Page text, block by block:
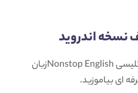
نسخه اندروید
با اپلیکیشن آموزش زبان انگلیسی Nonstop Englishزبان
ای بیاموزید.